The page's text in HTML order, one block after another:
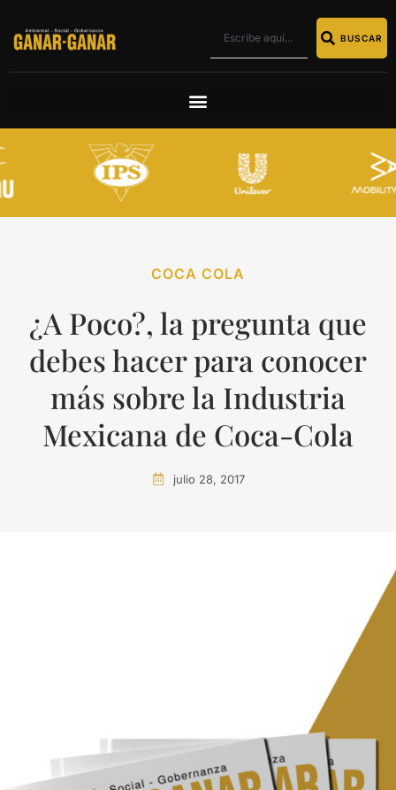
BUSCAR
COCA COLA
¿A Poco?, la pregunta que
debes hacer para conocer
más sobre la Industria
Mexicana de Coca-Cola
julio 28, 2017